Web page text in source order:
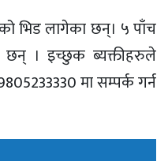
भिड लागेका छन्। ५ पाँच
छन् । इच्छुक ब्यक्तीहरुले
मा सम्पर्क गर्न